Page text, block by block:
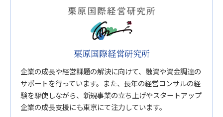
栗原国際経営研究所
企業の成長や経営課題の解決に向けて、融資や資金調達の
サポートを行っています。また、長年の経営コンサルの経
験を駆使しながら、新規事業の立ち上げやスタートアップ
企業の成長支援にも東京にて注力しています。